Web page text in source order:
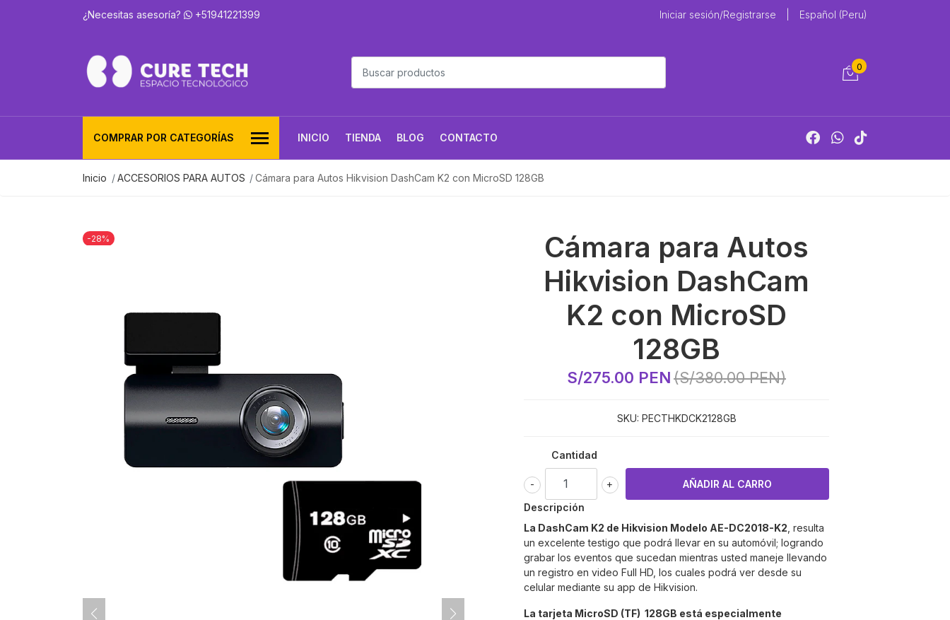
¿Necesitas asesoría? +51941221399 Iniciar sesión/Registrarse Español (Peru)
0
COMPRAR POR CATEGORÍAS INICIO TIENDA BLOG CONTACTO
Inicio ACCESORIOS PARA AUTOS Cámara para Autos Hikvision DashCam K2 con MicroSD 128GB
-28%
Cámara para Autos
Hikvision DashCam
K2 con MicroSD
128GB
S/275.00 PEN(S/380.00 PEN)
SKU: PECTHKDCK2128GB
Cantidad
+
-
Descripción
La DashCam K2 de Hikvision Modelo AE-DC2018-K2 , resulta
un excelente testigo que podrá llevar en su automóvil; logrando
grabar los eventos que sucedan mientras usted maneje llevando
un registro en video Full HD, los cuales podrá ver desde su
celular mediante su app de Hikvision.
La tarjeta MicroSD (TF) 128GB está especialmente